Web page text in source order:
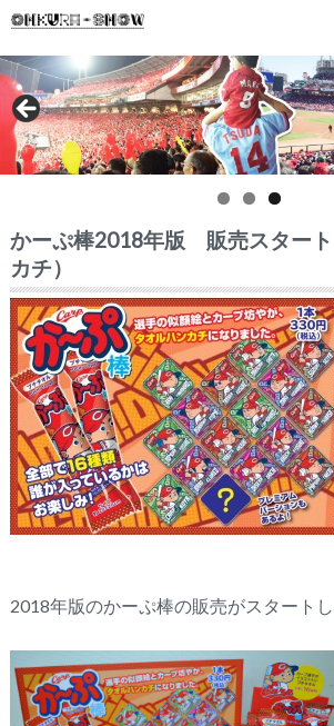
かーぷ棒2018年版 販売スター
カチ）
2018年版のかーぷ棒の販売がスタートし